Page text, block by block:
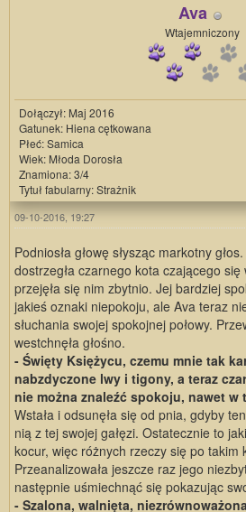
Ava
Wtajemniczony
Dołączył: Maj 2016
Gatunek: Hiena cętkowana
Płeć: Samica
Wiek: Młoda Dorosła
Znamiona: 3/4
Tytuł fabularny: Strażnik
09-10-2016, 19:27
Podniosła głowę słysząc markotny
dostrzegła czarnego kota czającego się
przejęła się nim zbytnio. Jej bardziej
jakieś oznaki niepokoju, ale Ava teraz
słuchania swojej spokojnej połowy.
westchnęła głośno.
- Święty Księżycu, czemu mnie tak
nabzdyczone lwy i tigony, a teraz
nie można znaleźć spokoju, nawet w
Wstała i odsunęła się od pnia, gdyby
nią z tej swojej gałęzi. Ostatecznie to
kocur, więc różnych rzeczy się po takim
Przeanalizowała jeszcze raz jego
następnie uśmiechnąć się pokazując
- Szalona, walnięta,